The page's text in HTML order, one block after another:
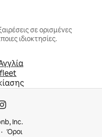
σε ορισμένες
ιδιοκτησίες.
Inc.
Όροι